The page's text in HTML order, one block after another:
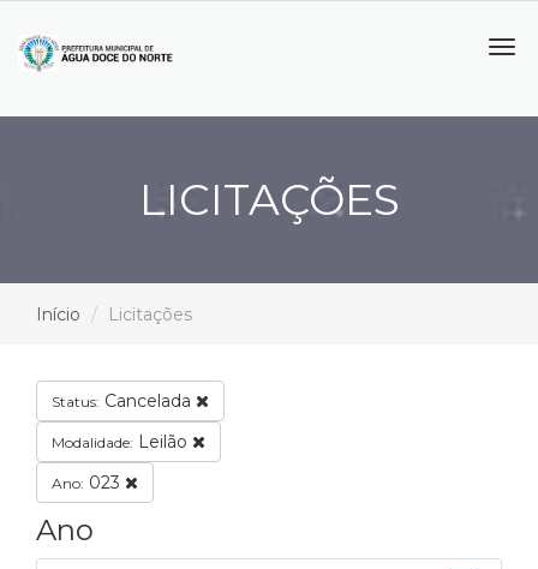
LICITAÇÕES
Início Licitações
Status: Cancelada
Modalidade: Leilão
Ano: 023
Ano